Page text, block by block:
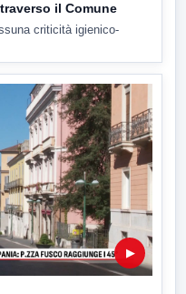
il Comune
criticità igienico-
▶